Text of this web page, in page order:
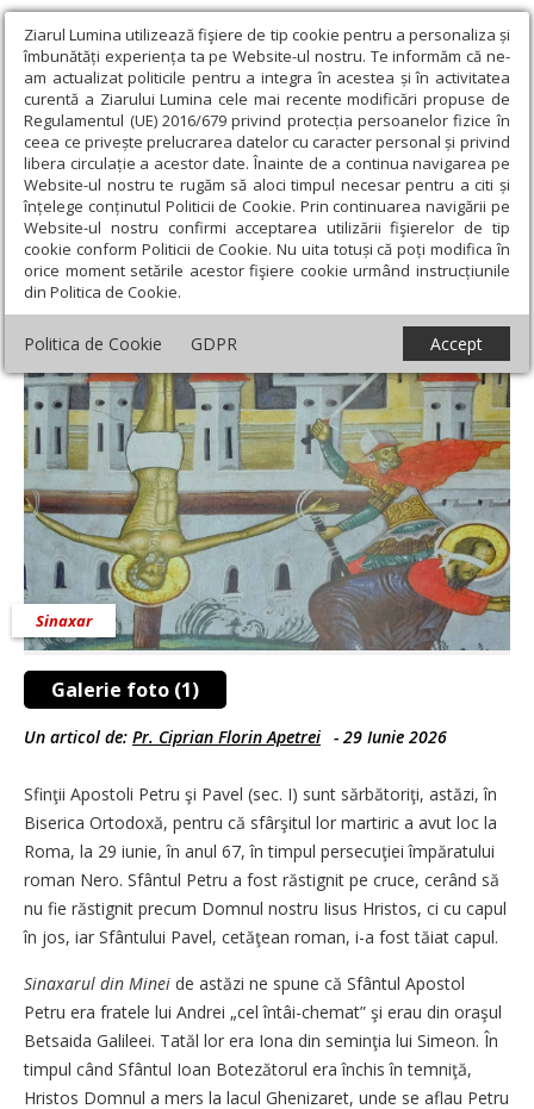
Ziarul Lumina utilizează fişiere de tip cookie pentru a personaliza și
îmbunătăți experiența ta pe Website-ul nostru. Te informăm că ne-
am actualizat politicile pentru a integra în acestea și în activitatea
curentă a Ziarului Lumina cele mai recente modificări propuse de
Regulamentul (UE) 2016/679 privind protecția persoanelor fizice în
ceea ce privește prelucrarea datelor cu caracter personal și privind
libera circulație a acestor date. Înainte de a continua navigarea pe
Website-ul nostru te rugăm să aloci timpul necesar pentru a citi și
înțelege conținutul Politicii de Cookie. Prin continuarea navigării pe
Website-ul nostru confirmi acceptarea utilizării fişierelor de tip
cookie conform Politicii de Cookie. Nu uita totuși că poți modifica în
orice moment setările acestor fişiere cookie urmând instrucțiunile
din Politica de Cookie.
Politica de Cookie GDPR Accept
Ziarul Lumina › Teologie și spiritualitate › Sinaxar › Sf. Ap. Petru
şi Pavel
Sf. Ap. Petru şi Pavel
Galerie foto (1)
Sinaxar
Un articol de: Pr. Ciprian Florin Apetrei - 29 Iunie 2026
Sfinţii Apostoli Petru şi Pavel (sec. I) sunt sărbătoriţi, astăzi, în
Biserica Ortodoxă, pentru că sfârşitul lor martiric a avut loc la
Roma, la 29 iunie, în anul 67, în timpul persecuţiei împăratului
roman Nero. Sfântul Petru a fost răstignit pe cruce, cerând să
nu fie răstignit precum Domnul nostru Iisus Hristos, ci cu capul
în jos, iar Sfântului Pavel, cetăţean roman, i-a fost tăiat capul.
Sinaxarul din Minei de astăzi ne spune că Sfântul Apostol
Petru era fratele lui Andrei „cel întâi-chemat” şi erau din oraşul
Betsaida Galileei. Tatăl lor era Iona din seminţia lui Simeon. În
timpul când Sfântul Ioan Botezătorul era închis în temniţă,
Hristos Domnul a mers la lacul Ghenizaret, unde se aflau Petru